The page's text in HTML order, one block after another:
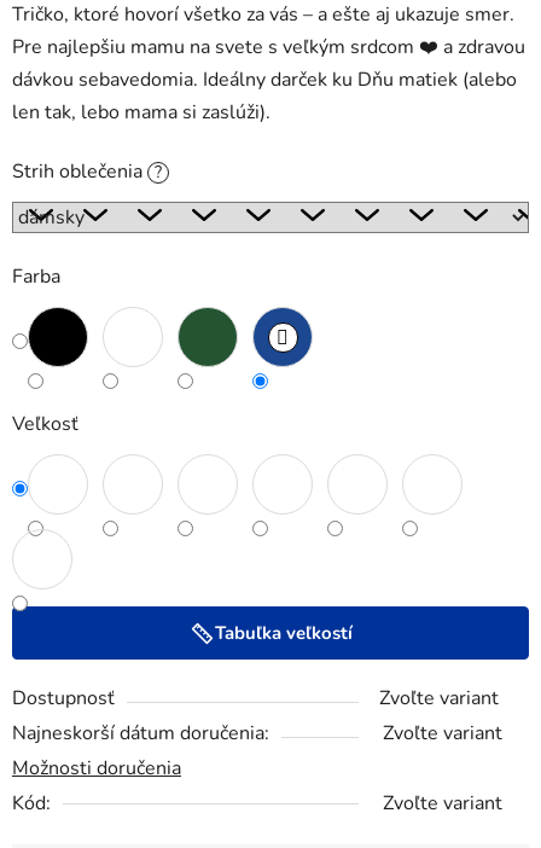
Tričko, ktoré hovorí všetko za vás – a ešte aj ukazuje smer.
Pre najlepšiu mamu na svete s veľkým srdcom ❤️ a zdravou
dávkou sebavedomia. Ideálny darček ku Dňu matiek (alebo
len tak, lebo mama si zaslúži).
Strih oblečenia ?
Farba
Veľkosť
Tabuľka veľkostí
Dostupnosť
Zvoľte variant
Najneskorší dátum doručenia:
Zvoľte variant
Možnosti doručenia
Kód:
Zvoľte variant